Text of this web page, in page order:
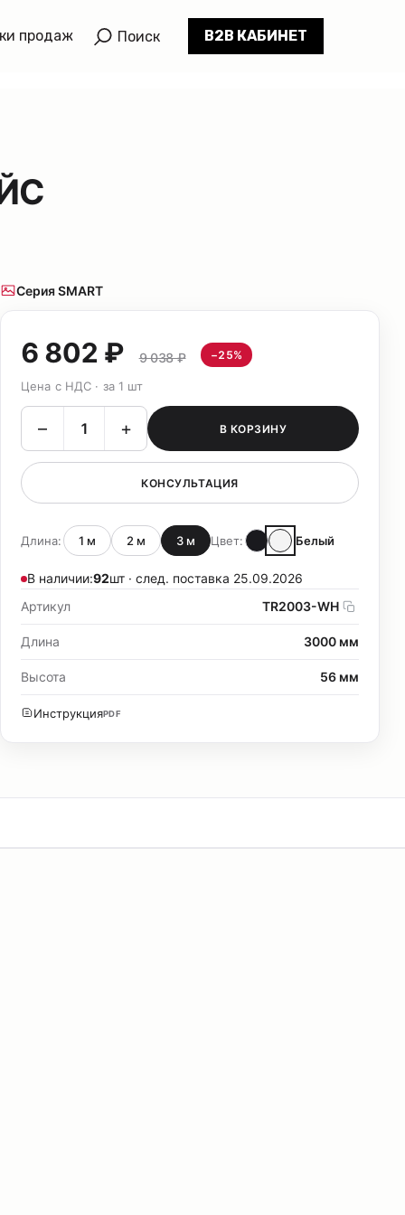
Поиск B2B КАБИНЕТ
продаж
Серия SMART
6 802 ₽ 9 038 ₽ −25%
Цена с НДС · за 1 шт
– + В КОРЗИНУ
КОНСУЛЬТАЦИЯ
Длина: 1 м 2 м 3 м Цвет: Белый
В наличии:92шт · след. поставка 25.09.2026
Артикул
TR2003-WH
Длина 3000 мм
Высота 56 мм
ИнструкцияPDF